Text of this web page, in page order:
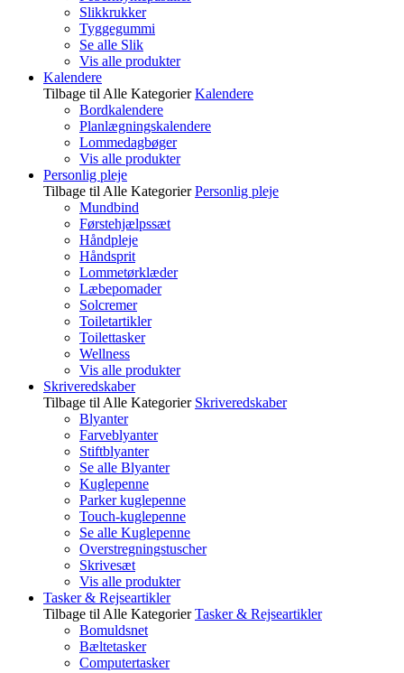
Slikkrukker
Tyggegummi
Se alle Slik
Vis alle produkter
Kalendere
Tilbage til Alle Kategorier Kalendere
Bordkalendere
Planlægningskalendere
Lommedagbøger
Vis alle produkter
Personlig pleje
Tilbage til Alle Kategorier Personlig pleje
Mundbind
Førstehjælpssæt
Håndpleje
Håndsprit
Lommetørklæder
Læbepomader
Solcremer
Toiletartikler
Toilettasker
Wellness
Vis alle produkter
Skriveredskaber
Tilbage til Alle Kategorier Skriveredskaber
Blyanter
Farveblyanter
Stiftblyanter
Se alle Blyanter
Kuglepenne
Parker kuglepenne
Touch-kuglepenne
Se alle Kuglepenne
Overstregningstuscher
Skrivesæt
Vis alle produkter
Tasker & Rejseartikler
Tilbage til Alle Kategorier Tasker & Rejseartikler
Bomuldsnet
Bæltetasker
Computertasker